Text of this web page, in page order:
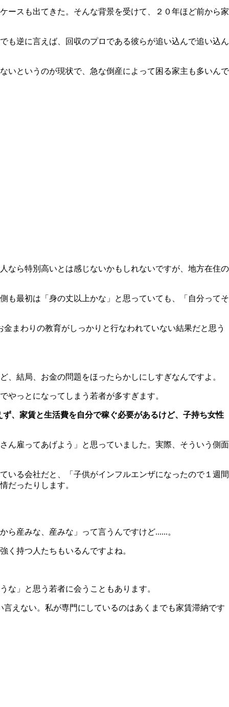
ースも出てきた。そんな背景を受けて、２０年ほど前から家
も逆に言えば、回収のプロである彼らが追い込んで追い込ん
いというのが現状で、急な倒産によって困る家主も多いんで
なら特別高いとは感じないかもしれないですが、地方在住の
も最初は「身の丈以上かな」と思っていても、「自分ってそ
まわりの教育がしっかりと行なわれていない結果だと思う
結局、お金の問題をほったらかしにしすぎなんですよ。
っとになってしまう若者が多すぎます。
、家賃と生活費を自分で稼ぐ必要があるけど、子持ち女性
ん雇ってあげよう」と思っていました。実際、そういう側面
いる会社だと、「子供がインフルエンザになったので１週間
だったりします。
産みな、産みな」って言うんですけど......。
く持つ人たちもいるんですよね。
」と思う若者に会うこともあります。
えない。私が専門にしているのはあくまでも家賃滞納です